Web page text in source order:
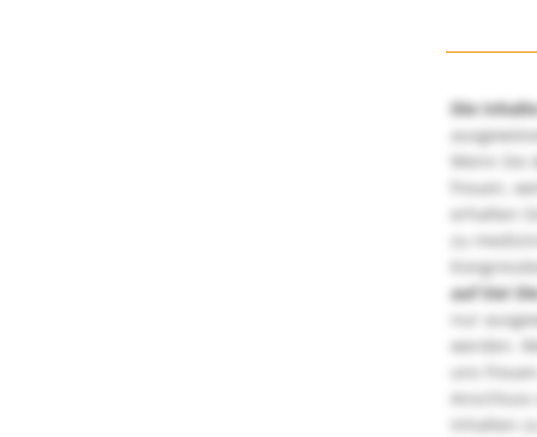
Die
Wenn
freuen,
erhalten
zu
auf Sie!
nur
werden.
uns
Inhalten